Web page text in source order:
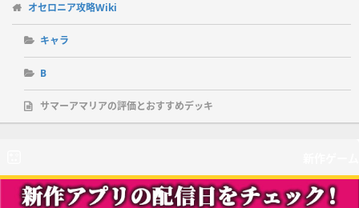
オセロニア攻略Wiki
キャラ
B
サマーアマリアの評価とおすすめデッキ